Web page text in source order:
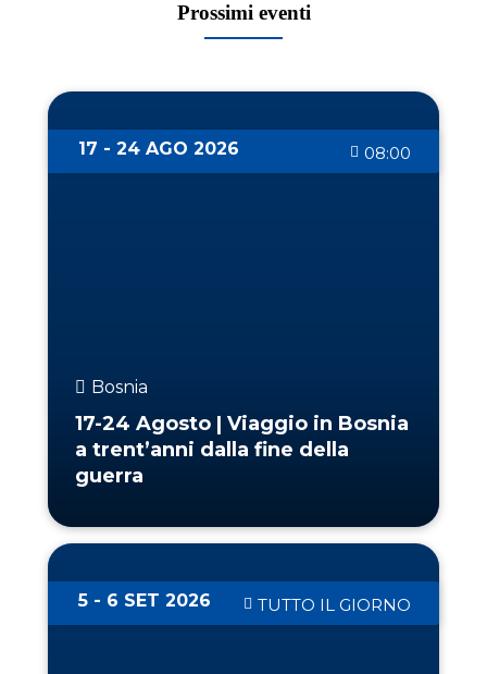
Prossimi eventi
17 - 24 AGO 2026 08:00
Bosnia
17-24 Agosto | Viaggio in Bosnia
a trent’anni dalla fine della
guerra
5 - 6 SET 2026 TUTTO IL GIORNO